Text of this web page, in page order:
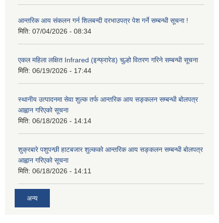
आन्तरिक आय संकलन गर्न शिलबन्दी दरभाउपत्र पेश गर्ने सम्बन्धी सूचना !
मिति: 07/04/2026 - 08:34
एकल महिला लक्षित Infrared (इन्फ्रारेड) चुल्हो वितरण गरिने सम्बन्धी सूचना
मिति: 06/19/2026 - 17:44
स्थानीय उत्पादनमा सेवा शुल्क तर्फ आन्तरिक आय सङ्कलन सम्बन्धी बोलपत्र
आह्वान गरिएको सूचना
मिति: 06/18/2026 - 14:14
शुक्रबारे पशुपन्छी हाटबजार शुल्कको आन्तरिक आय सङ्कलन सम्बन्धी बोलपत्र
आह्वान गरिएको सूचना
मिति: 06/18/2026 - 14:11
अन्य